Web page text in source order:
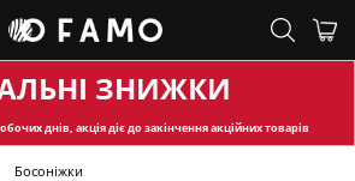
ЗНИЖКИ
днів, акція діє до закінчення акційних товарів
Босоніжки